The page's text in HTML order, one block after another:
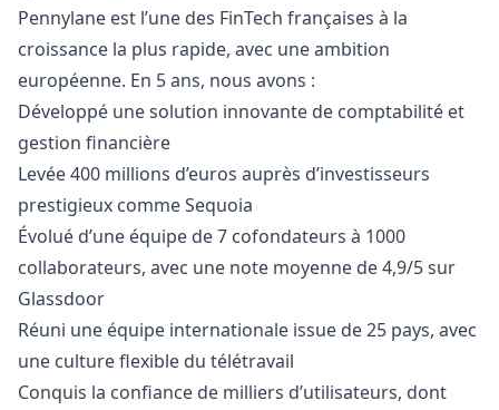
Pennylane est l’une des FinTech françaises à la
croissance la plus rapide, avec une ambition
européenne. En 5 ans, nous avons :
Développé une solution innovante de comptabilité et
gestion financière
Levée 400 millions d’euros auprès d’investisseurs
prestigieux comme Sequoia
Évolué d’une équipe de 7 cofondateurs à 1000
collaborateurs, avec une note moyenne de 4,9/5 sur
Glassdoor
Réuni une équipe internationale issue de 25 pays, avec
une culture flexible du télétravail
Conquis la confiance de milliers d’utilisateurs, dont